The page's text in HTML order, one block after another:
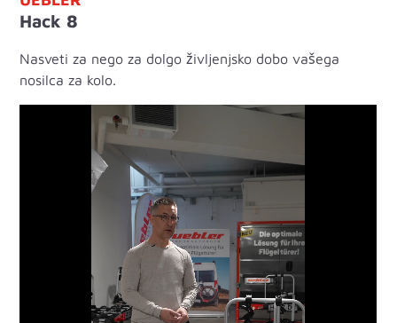
Hack 8
Nasveti za nego za dolgo življenjsko dobo vašega
nosilca za kolo.